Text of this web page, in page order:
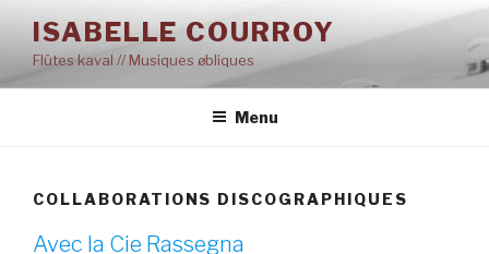
contenu
principal
ISABELLE COURROY
Flûtes kaval // Musiques øbliques
Menu
COLLABORATIONS DISCOGRAPHIQUES
Avec la Cie Rassegna